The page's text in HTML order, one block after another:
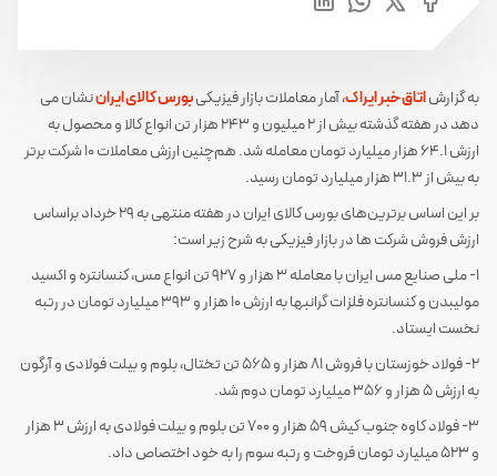
به گزارشاتاق خبر ایراک، آمار معاملات بازار فیزیکیبورس کالای ایراننشان می
دهد در هفته گذشته بیش از 2 میلیون و 243 هزار تن انواع کالا و محصول به
ارزش 64.1 هزار میلیارد تومان معامله شد. هم‌چنین ارزش معاملات 10 شرکت برتر
به بیش از 31.3 هزار میلیارد تومان رسید.
بر این اساس برترین‌های بورس کالای ایران در هفته منتهی به 29 خرداد براساس
ارزش فروش شرکت ها در بازار فیزیکی به شرح زیر است:
1- ملی صنایع مس ایران با معامله 3 هزار و 927 تن انواع مس، کنسانتره و اکسید
مولیبدن و کنسانتره فلزات گرانبها به ارزش 10 هزار و 393 میلیارد تومان در رتبه
نخست ایستاد.
2- فولاد خوزستان با فروش 81 هزار و 565 تن تختال، بلوم و بیلت فولادی و آرگون
به ارزش 5 هزار و 356 میلیارد تومان دوم شد.
3- فولاد کاوه جنوب کیش 59 هزار و 700 تن بلوم و بیلت فولادی به ارزش 3 هزار
و 523 میلیارد تومان فروخت و رتبه سوم را به خود اختصاص داد.